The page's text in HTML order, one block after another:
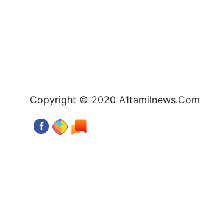
Copyright © 2020 A1tamilnews.Com